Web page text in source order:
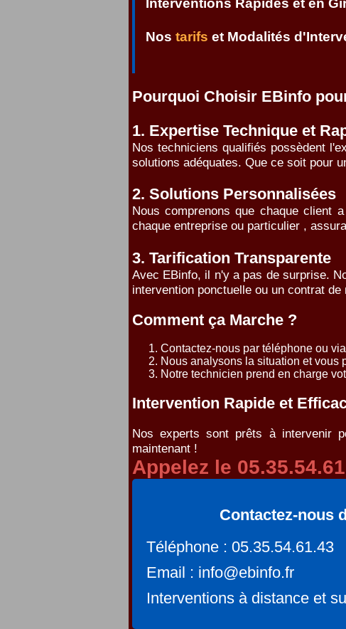
Interventions Rapides et en
Nos tarifs et Modalités
Pourquoi Choisir EBinfo
1. Expertise Technique et
Nos techniciens qualifiés possèdent
solutions adéquates. Que ce soit pour
2. Solutions Personnalisées
Nous comprenons que chaque client
chaque entreprise ou particulier ,
3. Tarification Transparente
Avec EBinfo, il n'y a pas de surprise.
intervention ponctuelle ou un contrat de
Comment ça Marche ?
Contactez-nous par téléphone ou
Nous analysons la situation et vous
Notre technicien prend en charge
Intervention Rapide et
Nos experts sont prêts à intervenir
maintenant !
Appelez le
Contactez-nous
Téléphone : 05.35.54.61.43
Email : info@ebinfo.fr
Interventions à distance et